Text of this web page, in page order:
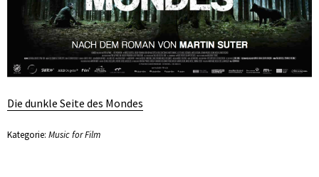
Die dunkle Seite des Mondes
Kategorie: Music for Film